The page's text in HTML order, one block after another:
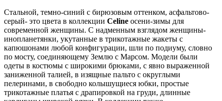
Стальной, темно-синий с бирюзовым оттенком, асфальтово-
серый- это цвета в коллекции Celine осени-зимы для
современной женщины. С надменным взглядом женщины-
инопланетянки, укутанные в трикотажные жакеты с
капюшонами любой конфигурации, шли по подиуму, словно
по мосту, соединяющему Землю с Марсом. Модели были
одеты в костюмы с широкими брюками, с явно выраженной
заниженной талией, в изящные пальто с округлыми
пелеринами, в свободно колышущиеся юбки, простые
трикотажные платья с драпировкой на груди, длинные